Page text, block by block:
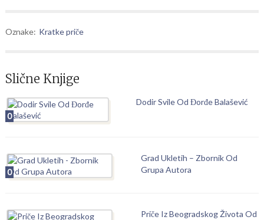
Oznake: Kratke priče
Slične Knjige
0
Dodir Svile Od Đorđe Balašević
0
Grad Ukletih – Zbornik Od
Grupa Autora
Priče Iz Beogradskog Života Od